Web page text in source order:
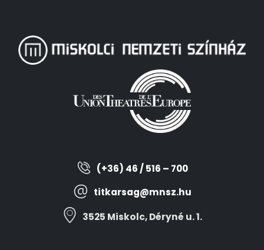
(+36) 46 / 516 – 700
titkarsag@mnsz.hu
3525 Miskolc, Déryné u. 1.